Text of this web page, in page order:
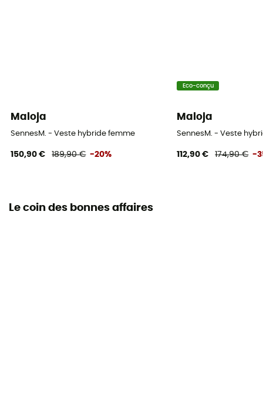
Maloja
SennesM. - Veste hybride femme
150,90 € 189,90 € -20%
Eco-conçu
Maloja
SennesM. - Veste
112,90 € 174,90 € -
Le coin des bonnes affaires